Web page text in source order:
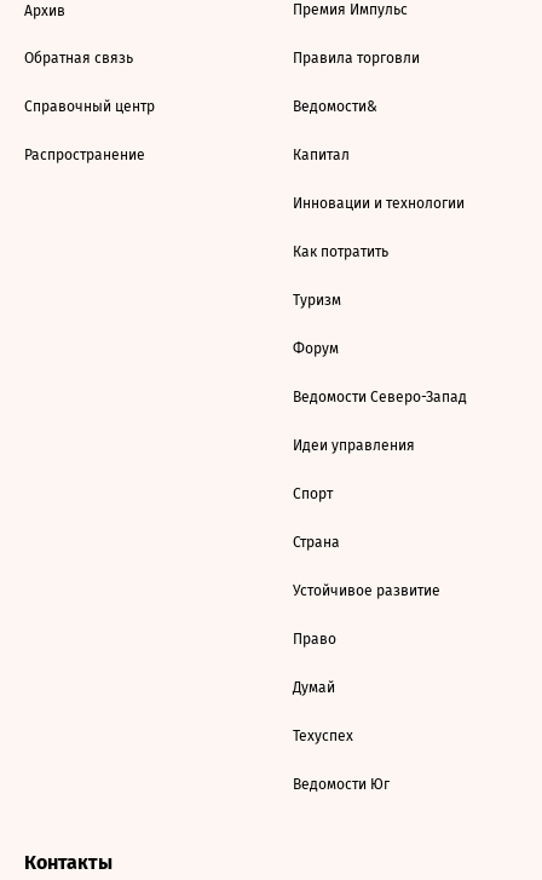
Архив
Обратная связь
Справочный центр
Распространение
Премия Импульс
Правила торговли
Ведомости&
Капитал
Инновации и технологии
Как потратить
Туризм
Форум
Ведомости Северо-Запад
Идеи управления
Спорт
Страна
Устойчивое развитие
Право
Думай
Техуспех
Ведомости Юг
Контакты